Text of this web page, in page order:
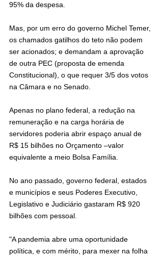
95% da despesa.
Mas, por um erro do governo Michel Temer,
os chamados gatilhos do teto não podem
ser acionados; e demandam a aprovação
de outra PEC (proposta de emenda
Constitucional), o que requer 3/5 dos votos
na Câmara e no Senado.
Apenas no plano federal, a redução na
remuneração e na carga horária de
servidores poderia abrir espaço anual de
R$ 15 bilhões no Orçamento –valor
equivalente a meio Bolsa Família.
No ano passado, governo federal, estados
e municípios e seus Poderes Executivo,
Legislativo e Judiciário gastaram R$ 920
bilhões com pessoal.
"A pandemia abre uma oportunidade
política, e com mérito, para mexer na folha